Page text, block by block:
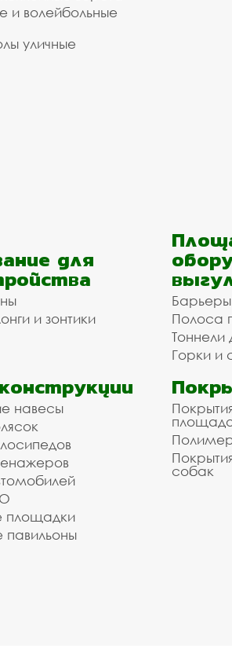
и волейбольные
уличные
для
и зонтики
Полоса
Тоннели
Горки и
навесы
площадки
павильоны
собак